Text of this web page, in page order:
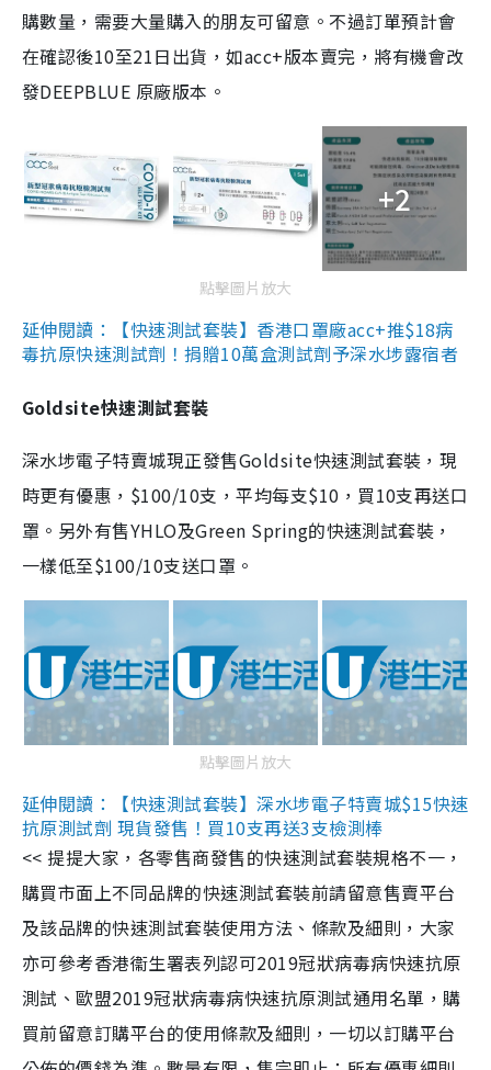
購數量，需要大量購入的朋友可留意。不過訂單預計會
在確認後10至21日出貨，如acc+版本賣完，將有機會改
發DEEPBLUE 原廠版本。
+2
點擊圖片放大
延伸閱讀：【快速測試套裝】香港口罩廠acc+推$18病
毒抗原快速測試劑！捐贈10萬盒測試劑予深水埗露宿者
Goldsite快速測試套裝
深水埗電子特賣城現正發售Goldsite快速測試套裝，現
時更有優惠，$100/10支，平均每支$10，買10支再送口
罩。另外有售YHLO及Green Spring的快速測試套裝，
一樣低至$100/10支送口罩。
點擊圖片放大
延伸閱讀：【快速測試套裝】深水埗電子特賣城$15快速
抗原測試劑 現貨發售！買10支再送3支檢測棒
<< 提提大家，各零售商發售的快速測試套裝規格不一，
購買市面上不同品牌的快速測試套裝前請留意售賣平台
及該品牌的快速測試套裝使用方法、條款及細則，大家
亦可參考香港衞生署表列認可2019冠狀病毒病快速抗原
測試、歐盟2019冠狀病毒病快速抗原測試通用名單，購
買前留意訂購平台的使用條款及細則，一切以訂購平台